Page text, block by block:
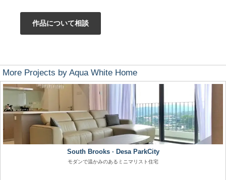
作品について相談
More Projects by Aqua White Home
South Brooks · Desa ParkCity
モダンで温かみのあるミニマリスト住宅